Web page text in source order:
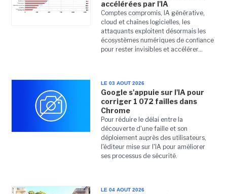
accélérées par l'IA
Comptes compromis, IA générative,
cloud et chaînes logicielles, les
attaquants exploitent désormais les
écosystèmes numériques de confiance
pour rester invisibles et accélérer...
LE 03 AOUT 2026
Google s'appuie sur l'IA pour
corriger 1 072 failles dans
Chrome
Pour réduire le délai entre la
découverte d'une faille et son
déploiement auprès des utilisateurs,
l'éditeur mise sur l'IA pour améliorer
ses processus de sécurité.
LE 04 AOUT 2026